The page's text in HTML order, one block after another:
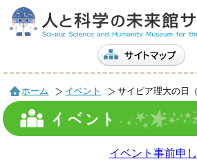
ホーム イベント サイピア理大の日（
イベント事前申